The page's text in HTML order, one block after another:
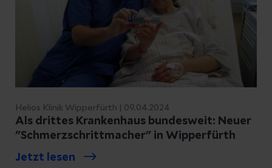
Helios Klinik Wipperfürth | 09.04.2024
Als drittes Krankenhaus bundesweit: Neuer
"Schmerzschrittmacher" in Wipperfürth
Jetzt lesen